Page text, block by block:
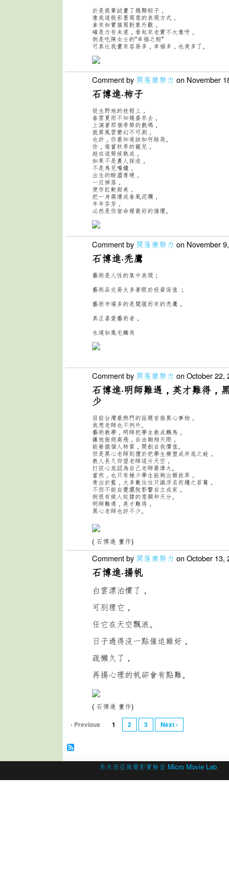
於是提筆試畫了幾顆粽子，
像我這般彩墨寫意的表現方式，
拿來如實描寫對象外觀，
確是力有未逮，看起來老實不太像呀，
倒是吃陳女士的"幸福之粽"
可真比我畫來容易多，幸福多，也爽多了。
Comment by 開篷樂勢力 on November
石博進·柿子
投生野地的枝椏上，
春雲夏雨不知幾番來去，
上演著那個季節的戲碼，
就算風雲變幻不可測，
也許，你最知道該如何結局。
你，堪當秋季的寵兒，
趁在這節候熟成，
如果不是農人 採收，
不是鳥兒嘴饞，
出生的酸澀青硬，
一旦掉落，
便作紅軟甜美，
把一身腐壞成春風泥爛，
年年芬芳，
必然是你宿命裡最好的循環。
Comment by 開篷樂勢力 on November
石博進·禿鷹
藝術是人性的集中表現；
藝術品交易太多著眼於投資保值 ；
藝術市場多的是聞腥而來的禿鷹，
真正喜愛藝術者，
永遠如鳳毛麟角
Comment by 開篷樂勢力 on October 22,
石博進·明師難遇，英才難得，
少
目前台灣最熱門的話題首推黑心事物，
我想老師也不例外。
藝術教學，明師把學生教成鵬鳥，
讓他振翅高飛，自由翱翔天際，
能發掘個人特質，開創自我價值。
但是黑心老師則擅於把學生模塑成井底之蛙，
教人長久仰望老師這片天空，
打從心底認為自己老師最偉大。
當然，也只有極少學生能夠出類拔萃，
青出於藍，大多數往往只識浮名而趨之若鶩，
不但不能自覺擺脫影響自立成家，
倒很有做人奴隸的意願和天分。
明師難遇，英才難得，
黑心老師也許不少。
( 石博進 畫作)
Comment by 開篷樂勢力 on October 13,
石博進·揚帆
白雲漂泊慣了，
可別理它，
任它在天空飄浪。
日子過得沒一點催迫雖好，
疏懶久了，
再揚心理的帆卻會有點難。
( 石博進 畫作)
‹ Previous 1 2 3 Next ›
馬來西亞微電影實驗室 Micro Movie Lab